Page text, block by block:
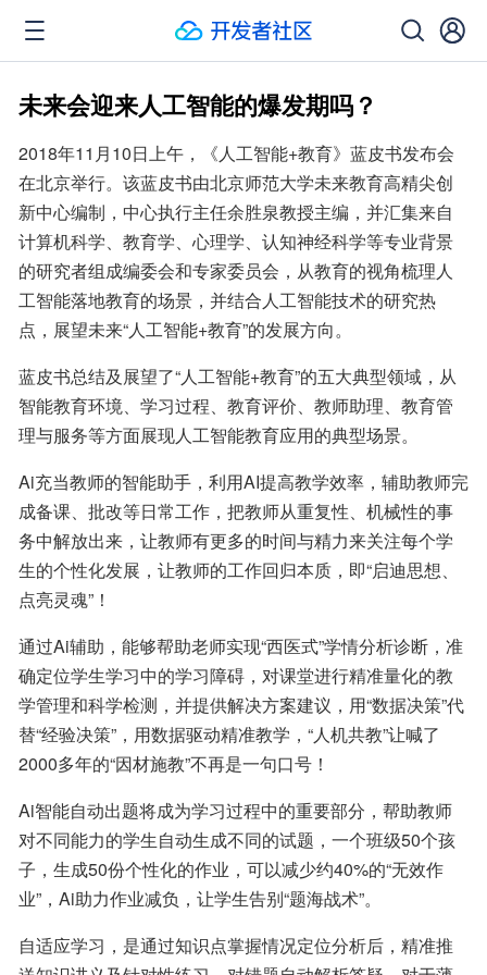
未来会迎来人工智能的爆发期吗？
2018年11月10日上午，《人工智能+教育》蓝皮书发布会
在北京举行。该蓝皮书由北京师范大学未来教育高精尖创
新中心编制，中心执行主任余胜泉教授主编，并汇集来自
计算机科学、教育学、心理学、认知神经科学等专业背景
的研究者组成编委会和专家委员会，从教育的视角梳理人
工智能落地教育的场景，并结合人工智能技术的研究热
点，展望未来“人工智能+教育”的发展方向。
蓝皮书总结及展望了“人工智能+教育”的五大典型领域，从
智能教育环境、学习过程、教育评价、教师助理、教育管
理与服务等方面展现人工智能教育应用的典型场景。
Ai充当教师的智能助手，利用AI提高教学效率，辅助教师完
成备课、批改等日常工作，把教师从重复性、机械性的事
务中解放出来，让教师有更多的时间与精力来关注每个学
生的个性化发展，让教师的工作回归本质，即“启迪思想、
点亮灵魂”！
通过Ai辅助，能够帮助老师实现“西医式”学情分析诊断，准
确定位学生学习中的学习障碍，对课堂进行精准量化的教
学管理和科学检测，并提供解决方案建议，用“数据决策”代
替“经验决策”，用数据驱动精准教学，“人机共教”让喊了
2000多年的“因材施教”不再是一句口号！
Ai智能自动出题将成为学习过程中的重要部分，帮助教师
对不同能力的学生自动生成不同的试题，一个班级50个孩
子，生成50份个性化的作业，可以减少约40%的“无效作
业”，Ai助力作业减负，让学生告别“题海战术”。
自适应学习，是通过知识点掌握情况定位分析后，精准推